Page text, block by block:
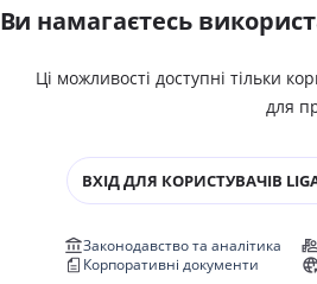
Ви намагаєтесь
Ці можливості доступні тільки
для
ВХІД ДЛЯ КОРИСТУВАЧІВ
Законодавство та аналітика
Корпоративні документи